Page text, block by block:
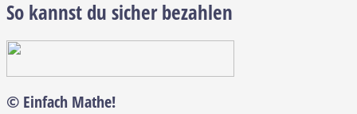
So kannst du sicher bezahlen
© Einfach Mathe!